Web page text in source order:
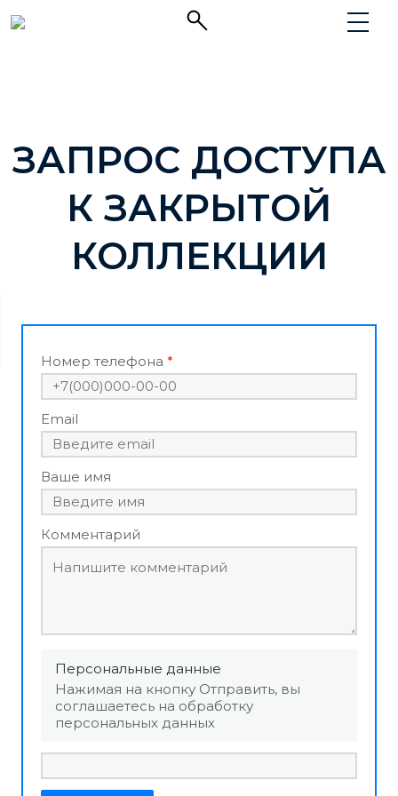
ЗАПРОС ДОСТУПА
К ЗАКРЫТОЙ
КОЛЛЕКЦИИ
Номер телефона
Email
Ваше имя
Комментарий
Персональные данные
Нажимая на кнопку Отправить, вы
соглашаетесь на обработку
персональных данных